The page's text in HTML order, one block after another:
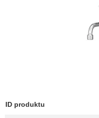
ID produktu